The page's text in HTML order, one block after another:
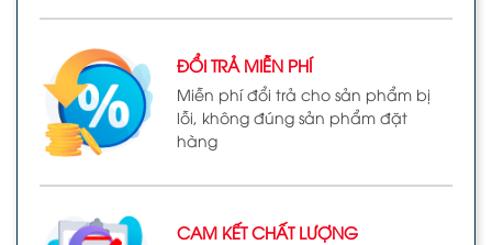
ĐỔI TRẢ MIỄN PHÍ
Miễn phí đổi trả cho sản phẩm bị
lỗi, không đúng sản phẩm đặt
hàng
CAM KẾT CHẤT LƯỢNG